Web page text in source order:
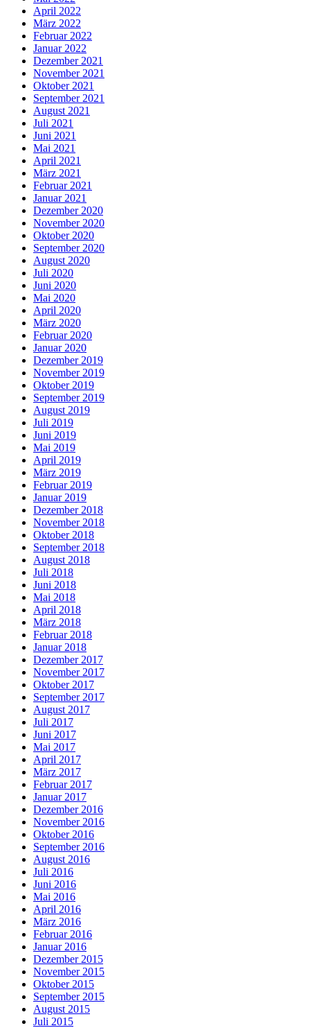
April 2022
März 2022
Februar 2022
Januar 2022
Dezember 2021
November 2021
Oktober 2021
September 2021
August 2021
Juli 2021
Juni 2021
Mai 2021
April 2021
März 2021
Februar 2021
Januar 2021
Dezember 2020
November 2020
Oktober 2020
September 2020
August 2020
Juli 2020
Juni 2020
Mai 2020
April 2020
März 2020
Februar 2020
Januar 2020
Dezember 2019
November 2019
Oktober 2019
September 2019
August 2019
Juli 2019
Juni 2019
Mai 2019
April 2019
März 2019
Februar 2019
Januar 2019
Dezember 2018
November 2018
Oktober 2018
September 2018
August 2018
Juli 2018
Juni 2018
Mai 2018
April 2018
März 2018
Februar 2018
Januar 2018
Dezember 2017
November 2017
Oktober 2017
September 2017
August 2017
Juli 2017
Juni 2017
Mai 2017
April 2017
März 2017
Februar 2017
Januar 2017
Dezember 2016
November 2016
Oktober 2016
September 2016
August 2016
Juli 2016
Juni 2016
Mai 2016
April 2016
März 2016
Februar 2016
Januar 2016
Dezember 2015
November 2015
Oktober 2015
September 2015
August 2015
Juli 2015